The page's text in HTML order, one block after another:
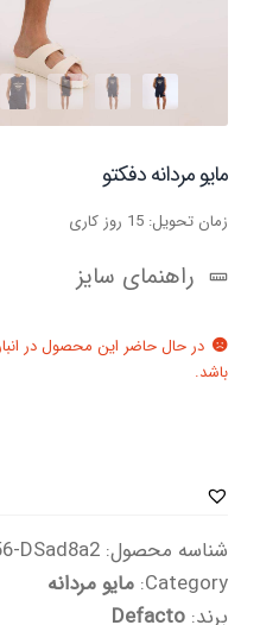
مایو مردانه دفکتو
زمان تحویل: 15 روز کاری
راهنمای سایز
در حال حاضر این محصول در
باشد.
شناسه محصول:DSad8a2
Category: مایو مردانه
برند:Defacto